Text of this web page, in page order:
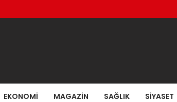
EKONOMI MAGAZIN SAĞLIK SIYASET